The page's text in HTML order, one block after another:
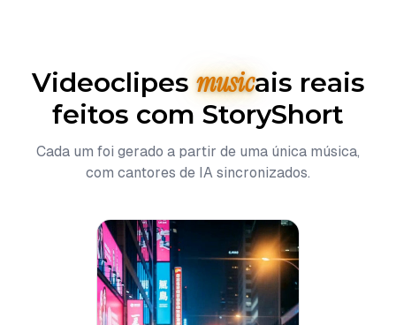
Videoclipesmusicais reais
feitos com StoryShort
Cada um foi gerado a partir de uma única música,
com cantores de IA sincronizados.